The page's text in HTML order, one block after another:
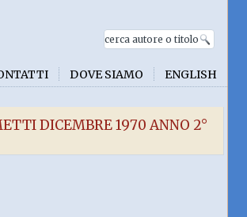
DOVE SIAMO ENGLISH
DICEMBRE 1970 ANNO 2°